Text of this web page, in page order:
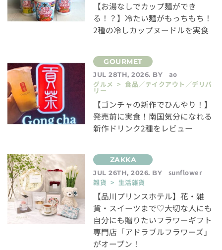
【お湯なしでカップ麺ができ
る！？】冷たい麺がもっちもち！
2種の冷しカップヌードルを実食
JUL 28TH, 2026. BY
ao
グルメ > 食品／テイクアウト／デリバ
リー
【ゴンチャの新作でひんやり！】
発売前に実食！南国気分になれる
新作ドリンク2種をレビュー
JUL 26TH, 2026. BY
sunflower
雑貨 > 生活雑貨
【品川プリンスホテル】花・雑
貨・スイーツまで♡大切な人にも
自分にも贈りたいフラワーギフト
専門店「アドラブルフラワーズ」
がオープン！